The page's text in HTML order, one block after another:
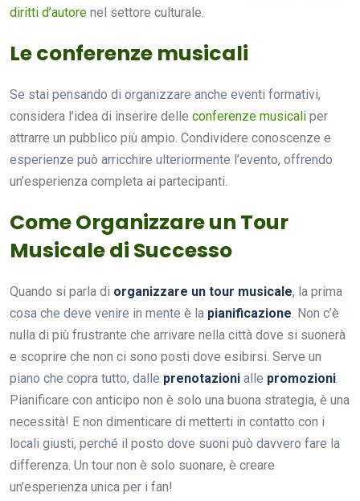
diritti d’autore nel settore culturale.
Le conferenze musicali
Se stai pensando di organizzare anche eventi formativi,
considera l’idea di inserire delle conferenze musicali per
attrarre un pubblico più ampio. Condividere conoscenze e
esperienze può arricchire ulteriormente l’evento, offrendo
un’esperienza completa ai partecipanti.
Come Organizzare un Tour
Musicale di Successo
Quando si parla di organizzare un tour musicale, la prima
cosa che deve venire in mente è la pianificazione. Non c’è
nulla di più frustrante che arrivare nella città dove si suonerà
e scoprire che non ci sono posti dove esibirsi. Serve un
piano che copra tutto, dalle prenotazioni alle promozioni.
Pianificare con anticipo non è solo una buona strategia, è una
necessità! E non dimenticare di metterti in contatto con i
locali giusti, perché il posto dove suoni può davvero fare la
differenza. Un tour non è solo suonare, è creare
un’esperienza unica per i fan!